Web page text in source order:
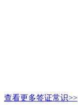
查看更多签证常识>>